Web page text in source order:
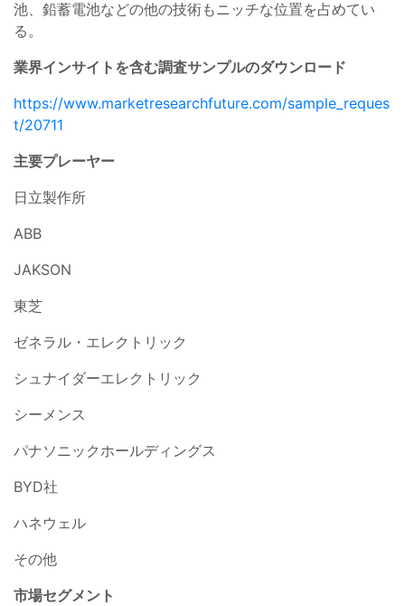
池、鉛蓄電池などの他の技術もニッチな位置を占めてい
る。
業界インサイトを含む調査サンプルのダウンロード
https://www.marketresearchfuture.com/sample_reques
t/20711
主要プレーヤー
日立製作所
ABB
JAKSON
東芝
ゼネラル・エレクトリック
シュナイダーエレクトリック
シーメンス
パナソニックホールディングス
BYD社
ハネウェル
その他
市場セグメント